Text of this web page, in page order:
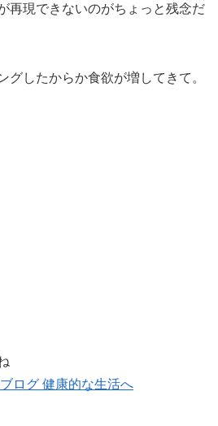
再現できないのがちょっと残念だ
グしたからか食欲が増してきて。